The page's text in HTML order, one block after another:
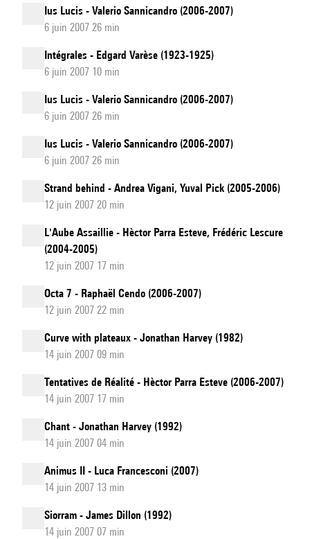
Ius Lucis - Valerio Sannicandro (2006-2007)
6 juin 2007 26 min
Intégrales - Edgard Varèse (1923-1925)
6 juin 2007 10 min
Ius Lucis - Valerio Sannicandro (2006-2007)
6 juin 2007 26 min
Ius Lucis - Valerio Sannicandro (2006-2007)
6 juin 2007 26 min
Strand behind - Andrea Vigani, Yuval Pick (2005-2006)
12 juin 2007 20 min
L'Aube Assaillie - Hèctor Parra Esteve, Frédéric Lescure
(2004-2005)
12 juin 2007 17 min
Octa 7 - Raphaël Cendo (2006-2007)
12 juin 2007 22 min
Curve with plateaux - Jonathan Harvey (1982)
14 juin 2007 09 min
Tentatives de Réalité - Hèctor Parra Esteve (2006-2007)
14 juin 2007 17 min
Chant - Jonathan Harvey (1992)
14 juin 2007 04 min
Animus II - Luca Francesconi (2007)
14 juin 2007 13 min
Siorram - James Dillon (1992)
14 juin 2007 07 min